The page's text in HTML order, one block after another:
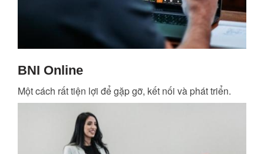
BNI Online
Một cách rất tiện lợi để gặp gỡ, kết nối và phát triển.